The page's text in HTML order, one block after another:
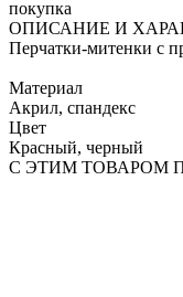
покупка
ОПИСАНИЕ И
Перчатки-митенки с
Материал
Акрил, спандекс
Цвет
Красный, черный
С ЭТИМ ТОВАРОМ